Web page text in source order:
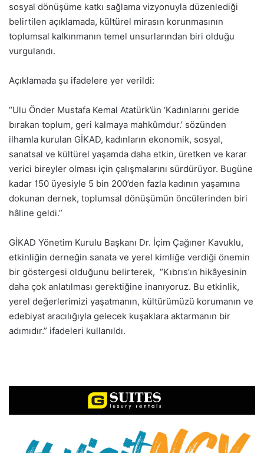
sosyal dönüşüme katkı sağlama vizyonuyla düzenlediği
belirtilen açıklamada, kültürel mirasın korunmasının
toplumsal kalkınmanın temel unsurlarından biri olduğu
vurgulandı.
Açıklamada şu ifadelere yer verildi:
“Ulu Önder Mustafa Kemal Atatürk’ün ‘Kadınlarını geride
bırakan toplum, geri kalmaya mahkûmdur.’ sözünden
ilhamla kurulan GİKAD, kadınların ekonomik, sosyal,
sanatsal ve kültürel yaşamda daha etkin, üretken ve karar
verici bireyler olması için çalışmalarını sürdürüyor. Bugüne
kadar 150 üyesiyle 5 bin 200’den fazla kadının yaşamına
dokunan dernek, toplumsal dönüşümün öncülerinden biri
hâline geldi.”
GİKAD Yönetim Kurulu Başkanı Dr. İçim Çağıner Kavuklu,
etkinliğin derneğin sanata ve yerel kimliğe verdiği önemin
bir göstergesi olduğunu belirterek, “Kıbrıs’ın hikâyesinin
daha çok anlatılması gerektiğine inanıyoruz. Bu etkinlik,
yerel değerlerimizi yaşatmanın, kültürümüzü korumanın ve
edebiyat aracılığıyla gelecek kuşaklara aktarmanın bir
adımıdır.” ifadeleri kullanıldı.